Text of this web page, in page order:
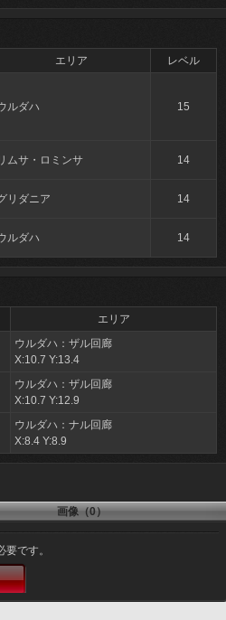
エリア レベル
ルダハ 15
リムサ・ロミンサ 14
リダニア 14
ルダハ 14
エリア
ウルダハ：ザル回廊
X:10.7 Y:13.4
ウルダハ：ザル回廊
X:10.7 Y:12.9
ウルダハ：ナル回廊
X:8.4 Y:8.9
画像（0）
です。